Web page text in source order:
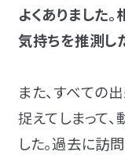
よくありました
気持ちを推測し
また、すべての
捉えてしまって
した。過去に訪